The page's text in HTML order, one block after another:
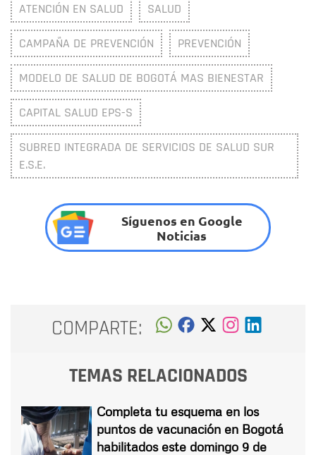
ATENCIÓN EN SALUD SALUD
CAMPAÑA DE PREVENCIÓN PREVENCIÓN
MODELO DE SALUD DE BOGOTÁ MAS BIENESTAR
CAPITAL SALUD EPS-S
SUBRED INTEGRADA DE SERVICIOS DE SALUD SUR
E.S.E.
Síguenos en Google
Noticias
COMPARTE:
TEMAS RELACIONADOS
Completa tu esquema en los
puntos de vacunación en Bogotá
habilitados este domingo 9 de